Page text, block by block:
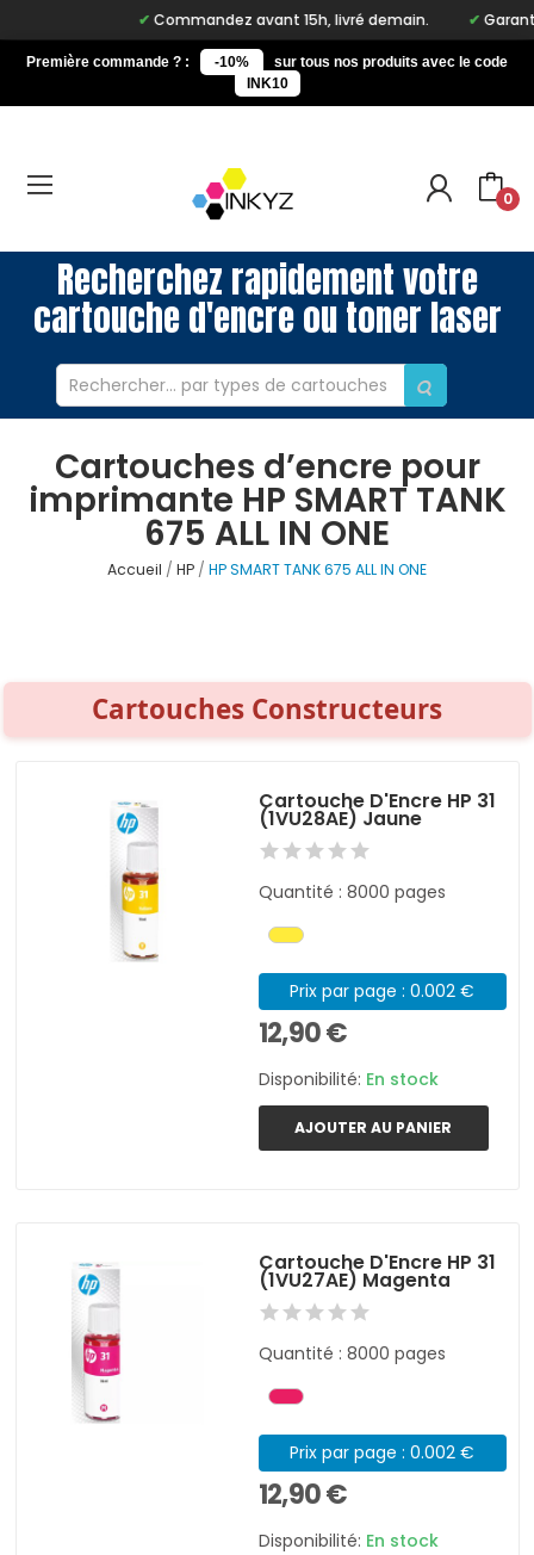
Commandez avant 15h, livré demain.
Première commande ? : -10%
sur tous nos produits avec le code
INK10
0
Recherchez rapidement votre
cartouche d'encre ou toner laser
Cartouches d’encre pour
imprimante HP SMART TANK
675 ALL IN ONE
Accueil HP HP SMART TANK 675 ALL IN ONE
Cartouches Constructeurs
Cartouche D'Encre HP 31
(1VU28AE) Jaune
Quantité : 8000 pages
Prix par page : 0.002 €
12,90 €
Disponibilité: En stock
AJOUTER AU PANIER
Cartouche D'Encre HP 31
(1VU27AE) Magenta
Quantité : 8000 pages
Prix par page : 0.002 €
12,90 €
Disponibilité: En stock